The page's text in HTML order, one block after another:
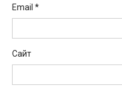
Email *
Сайт